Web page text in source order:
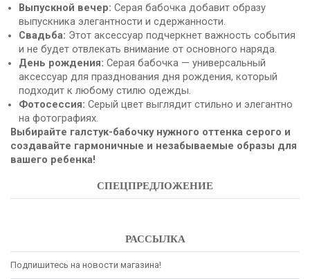
Выпускной вечер: Серая бабочка добавит образу
выпускника элегантности и сдержанности.
Свадьба: Этот аксессуар подчеркнет важность события
и не будет отвлекать внимание от основного наряда.
День рождения: Серая бабочка — универсальный
аксессуар для празднования дня рождения, который
подходит к любому стилю одежды.
Фотосессия: Серый цвет выглядит стильно и элегантно
на фотографиях.
Выбирайте галстук-бабочку нужного оттенка серого и
создавайте гармоничные и незабываемые образы для
вашего ребенка!
СПЕЦПРЕДЛОЖЕНИЕ
РАССЫЛКА
Подпишитесь на новости магазина!